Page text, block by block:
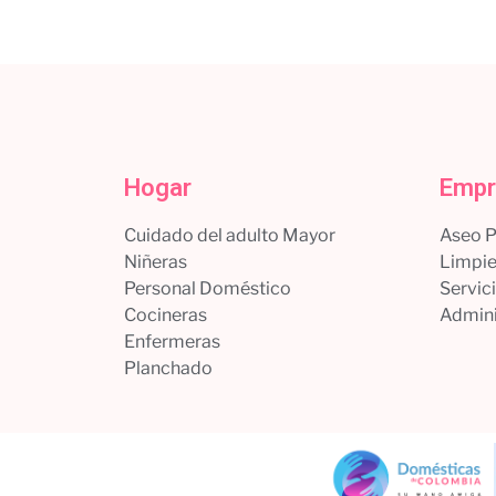
Hogar
Cuidado del adulto Mayor
Niñeras
Personal Doméstico
Cocineras
Enfermeras
Planchado
Aseo